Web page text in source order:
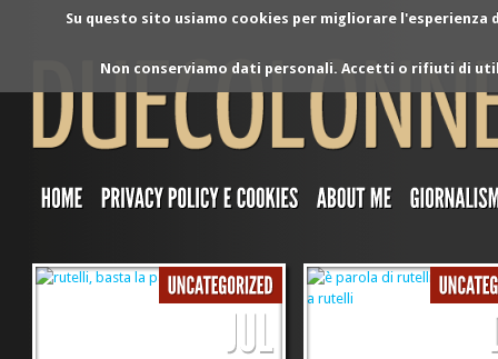
Su questo sito usiamo cookies per migliorare
Non conserviamo dati personali. Accetti o rifiuti di